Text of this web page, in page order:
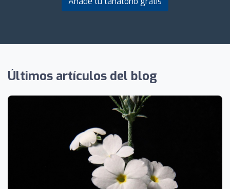
Últimos artículos del blog